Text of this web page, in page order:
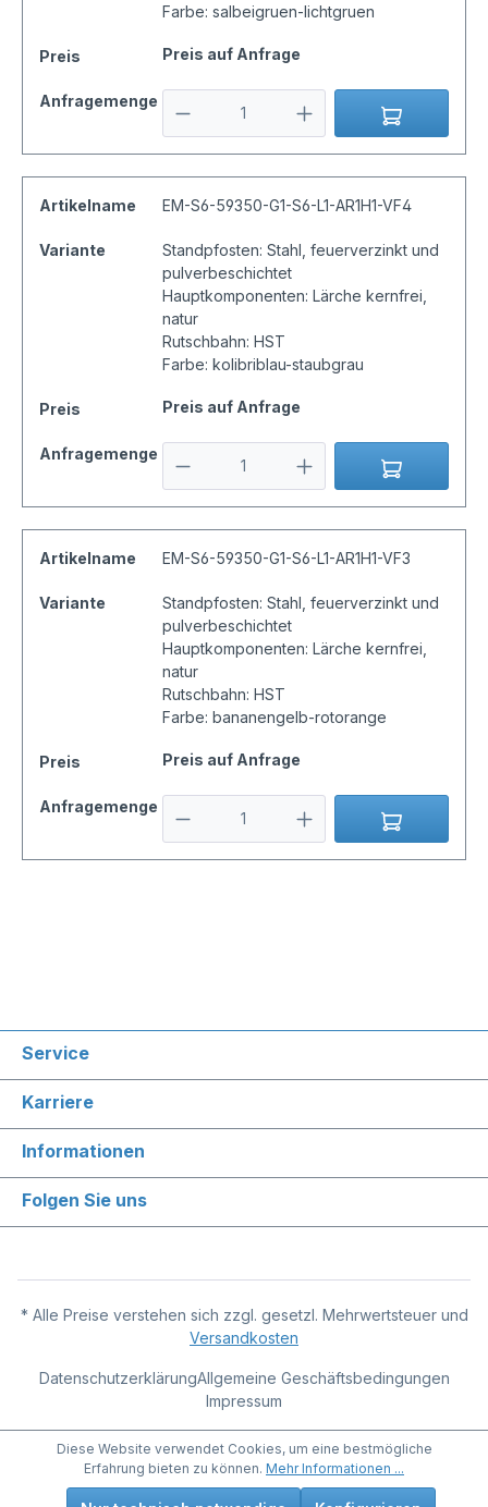
Farbe: salbeigruen-lichtgruen
Preis Preis auf Anfrage
Anfragemenge
Artikelname EM-S6-59350-G1-S6-L1-AR1H1-VF4
Variante
Standpfosten: Stahl, feuerverzinkt und
pulverbeschichtet
Hauptkomponenten: Lärche kernfrei,
natur
Rutschbahn: HST
Farbe: kolibriblau-staubgrau
Preis Preis auf Anfrage
Anfragemenge
Artikelname EM-S6-59350-G1-S6-L1-AR1H1-VF3
Variante
Standpfosten: Stahl, feuerverzinkt und
pulverbeschichtet
Hauptkomponenten: Lärche kernfrei,
natur
Rutschbahn: HST
Farbe: bananengelb-rotorange
Preis Preis auf Anfrage
Anfragemenge
Service
Karriere
Informationen
Folgen Sie uns
* Alle Preise verstehen sich zzgl. gesetzl. Mehrwertsteuer und
Versandkosten
DatenschutzerklärungAllgemeine Geschäftsbedingungen
Impressum
Diese Website verwendet Cookies, um eine bestmögliche
Erfahrung bieten zu können. Mehr Informationen ...